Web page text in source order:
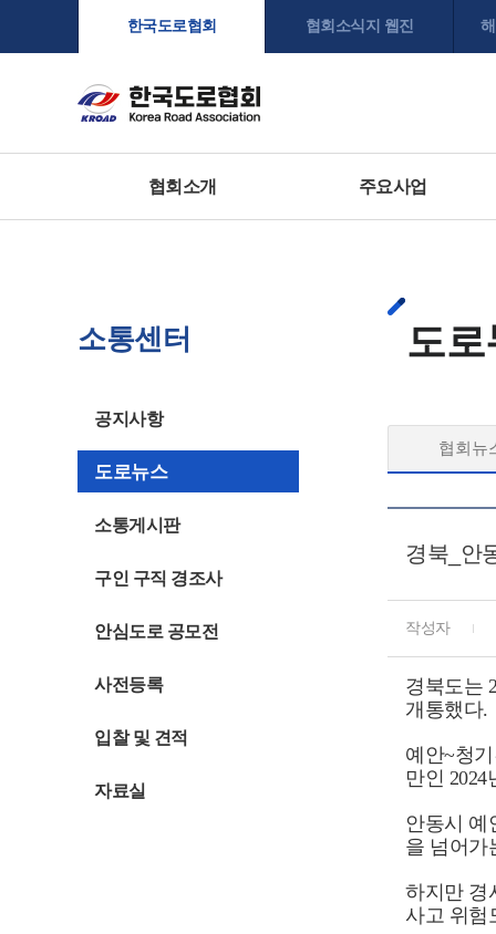
한국도로협회 협회소식지 웹진
협회소개 주요사업
소통센터
공지사항
도로뉴스
소통게시판
구인 구직 경조사
안심도로 공모전
사전등록
입찰 및 견적
자료실
도로
협회뉴
경북_안
작성자
경북도는
개통했다.
예안~청
만인
안동시 예
을 넘어가
하지만 경
사고 위험